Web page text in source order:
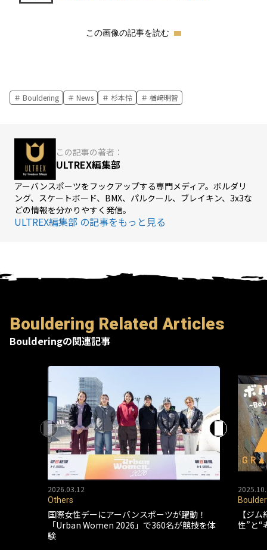
この画像の記事を読む
Bouldering News 杉本怜 楢﨑明智
この記事の著者：
ULTREX編集部
アーバンスポーツをフックアップする専門メディア。ボルダリ
ング、スケートボード、BMX、パルクール、ブレイキン、3x3な
どの情報を分かりやすく発信。
ULTREX編集部 の記事をもっと見る
Bouldering Related Articles
Boulderingの関連記事
2026.03.12
Others
国際女性デーにアーバンスポーツが躍動！
「Urban Women 2026」で360名が競技を体
験
【ジ
性”と“